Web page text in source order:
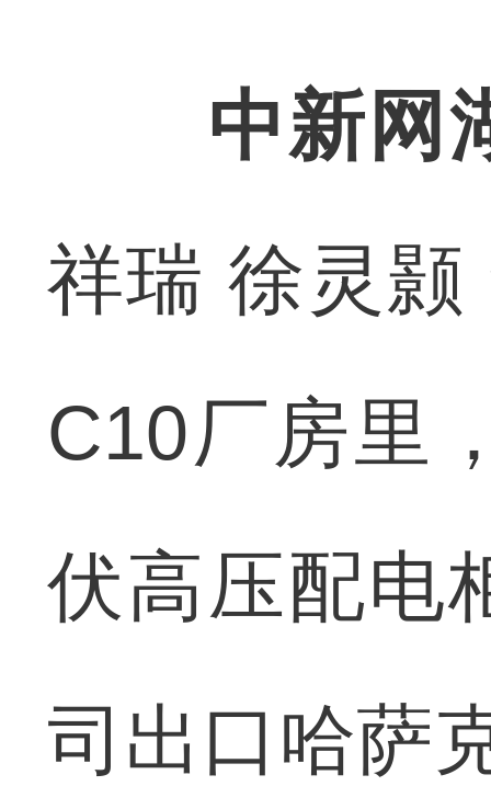
中新网
祥瑞 徐灵
C10厂房里
伏高压配电
司出口哈萨